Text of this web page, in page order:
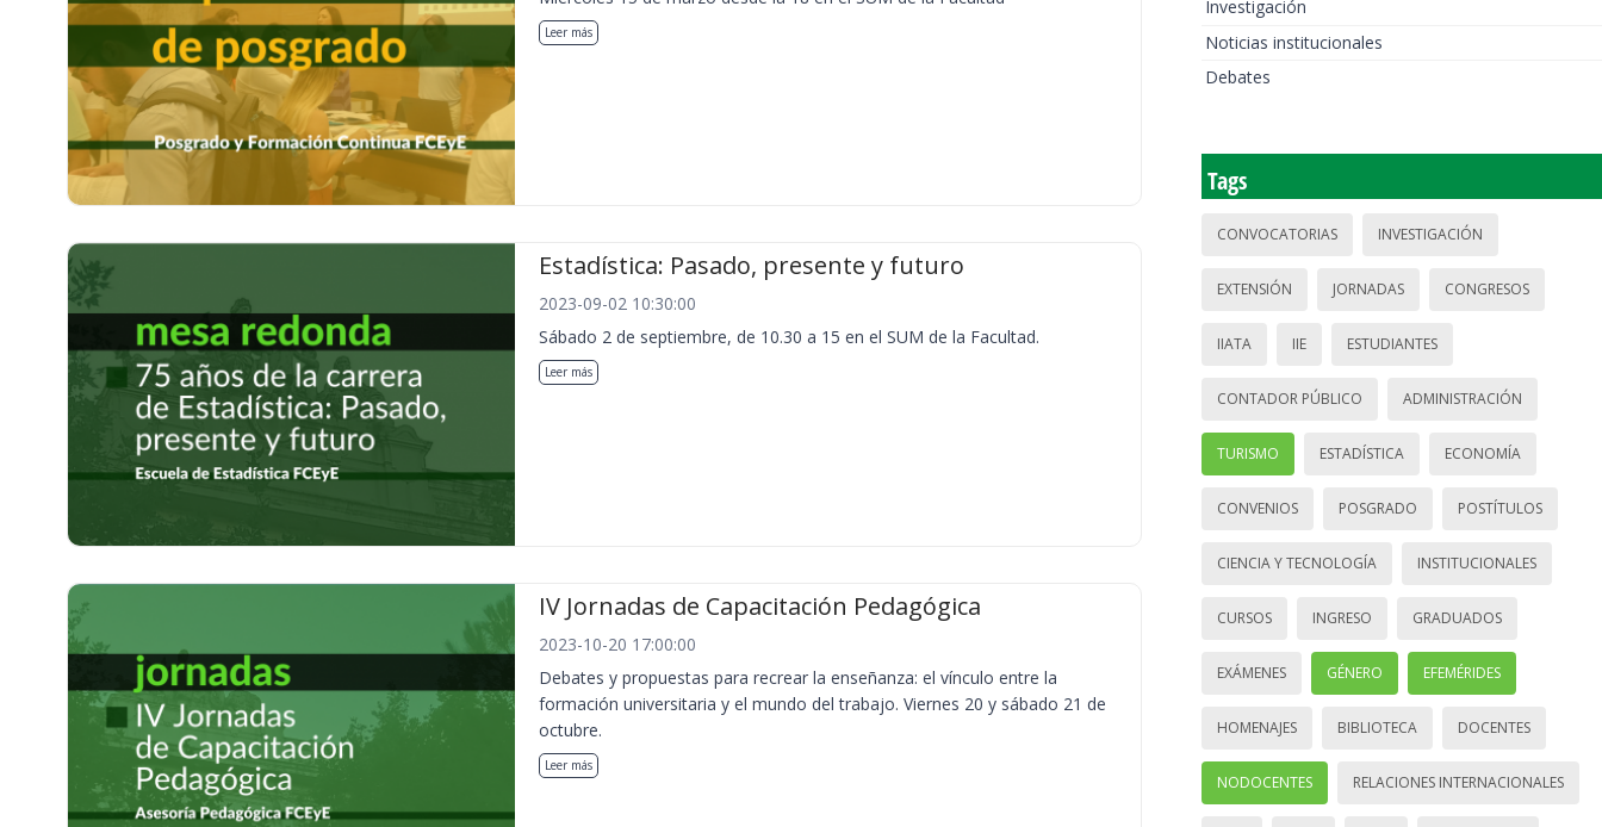
Leer más
Estadística: Pasado, presente y futuro
2023-09-02 10:30:00
Sábado 2 de septiembre, de 10.30 a 15 en el SUM de la Facultad.
Leer más
IV Jornadas de Capacitación Pedagógica
2023-10-20 17:00:00
Debates y propuestas para recrear la enseñanza: el vínculo entre la
formación universitaria y el mundo del trabajo. Viernes 20 y sábado 21 de
octubre.
Leer más
Investigación
Noticias institucionales
Debates
Tags
CONVOCATORIAS INVESTIGACIÓN
EXTENSIÓN JORNADAS CONGRESOS
IIATA IIE ESTUDIANTES
CONTADOR PÚBLICO ADMINISTRACIÓN
TURISMO ESTADÍSTICA ECONOMÍA
CONVENIOS POSGRADO POSTÍTULOS
CIENCIA Y TECNOLOGÍA INSTITUCIONALES
CURSOS INGRESO GRADUADOS
EXÁMENES GÉNERO EFEMÉRIDES
HOMENAJES BIBLIOTECA DOCENTES
NODOCENTES RELACIONES INTERNACIONALES